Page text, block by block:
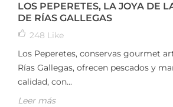
LOS PEPERETES, LA JOYA DE
DE RÍAS GALLEGAS
248 Like
Los Peperetes, conservas gourmet
Rías Gallegas, ofrecen pescados y
calidad, con...
Leer más